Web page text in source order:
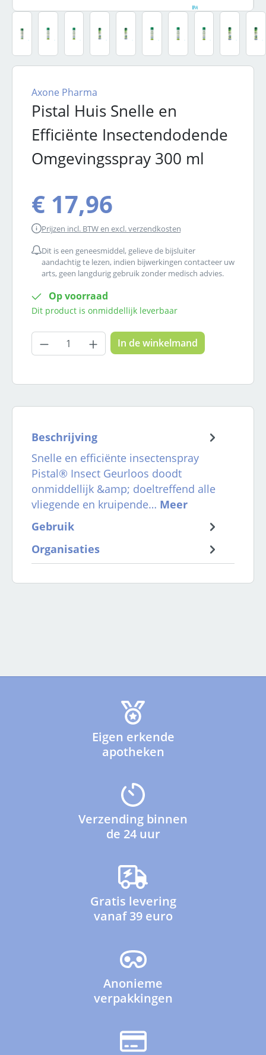
Pistal Huis Snelle en
Efficiënte Insectendodende
Omgevingsspray 300 ml
Axone Pharma
€ 17,96
Prijzen incl. BTW en excl. verzendkosten
Dit is een geneesmiddel, gelieve de bijsluiter
aandachtig te lezen, indien bijwerkingen contacteer uw
arts, geen langdurig gebruik zonder medisch advies.
Op voorraad
Dit product is onmiddellijk leverbaar
Producthoeveelheid: Voer de
In de winkelmand
Beschrijving
Snelle en efficiënte insectenspray
Pistal® Insect Geurloos doodt
onmiddellijk &amp; doeltreffend alle
vliegende en kruipende… Meer
Gebruik
Organisaties
Eigen erkende
apotheken
Verzending binnen
de 24 uur
Gratis levering
vanaf 39 euro
Anonieme
verpakkingen